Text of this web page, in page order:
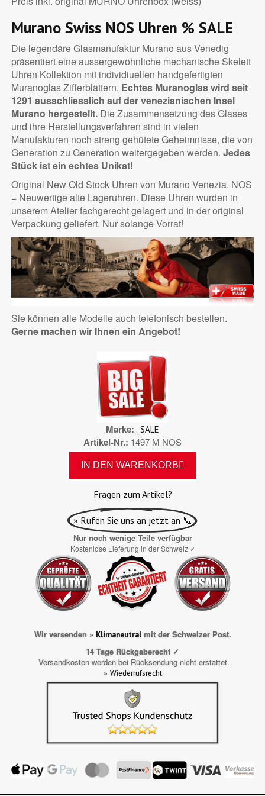
Murano Swiss NOS Uhren % SALE
Die legendäre Glasmanufaktur Murano aus Venedig
präsentiert eine aussergewöhnliche mechanische Skelett
Uhren Kollektion mit individiuellen handgefertigten
Muranoglas Zifferblättern. Echtes Muranoglas wird seit
1291 ausschliesslich auf der venezianischen Insel
Murano hergestellt.Die Zusammensetzung des Glases
und ihre Herstellungsverfahren sind in vielen
Manufakturen noch streng gehütete Geheimnisse, die von
Generation zu Generation weitergegeben werden. Jedes
Stück ist ein echtes Unikat!
Original New Old Stock Uhren von Murano Venezia. NOS
= Neuwertige alte Lageruhren. Diese Uhren wurden in
unserem Atelier fachgerecht gelagert und in der original
Verpackung geliefert. Nur solange Vorrat!
Sie können alle Modelle auch telefonisch bestellen.
Gerne machen wir Ihnen ein Angebot!
Marke _SALE
Artikel-Nr. 1497 M NOS
IN DEN WARENKORB
Fragen zum Artikel?
» Rufen Sie uns an jetzt an 📞
Nur noch wenige Teile verfügbar
Kostenlose Lieferung in der Schweiz ✓
Wir versenden » Klimaneutralmit der Schweizer Post.
14 Tage Rückgaberecht ✓
Versandkosten werden bei Rücksendung nicht erstattet.
» Wiederrufsrecht